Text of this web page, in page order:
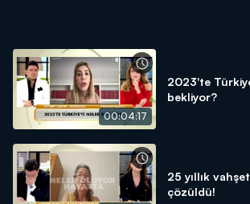
00:04:17
2023'te
bekliyor?
25 yıllık
çözüldü!